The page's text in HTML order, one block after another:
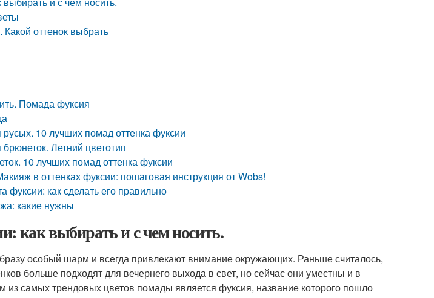
оттенок выбрать
Помада фуксия
10 лучших помад оттенка фуксии
Летний цветотип
10 лучших помад оттенка фуксии
в оттенках фуксии: пошаговая инструкция от Wobs!
фуксии: как сделать его правильно
какие нужны
как выбирать и с чем носить.
особый шарм и всегда привлекают внимание окружающих. Раньше считалось,
больше подходят для вечернего выхода в свет, но сейчас они уместны и в
самых трендовых цветов помады является фуксия, название которого пошло